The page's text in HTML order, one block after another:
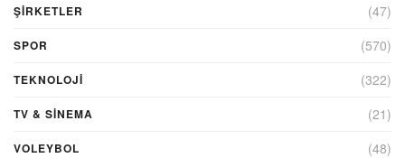
ŞIRKETLER (47)
SPOR (570)
TEKNOLOJİ (322)
TV & SINEMA (21)
VOLEYBOL (48)